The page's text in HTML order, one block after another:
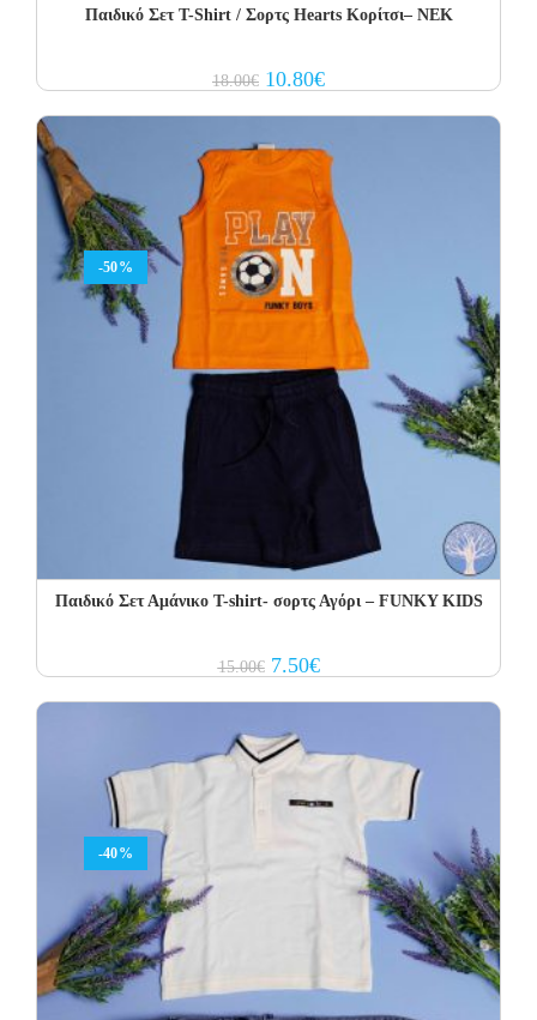
Παιδικό Σετ T-Shirt / Σορτς Hearts Κορίτσι– NEK
18.00€ Original
price
10.80€Current
price
-50%
Παιδικό Σετ Αμάνικο T-shirt- σορτς Αγόρι – FUNKY KIDS
15.00€ Original
price
7.50€Current
price
-40%